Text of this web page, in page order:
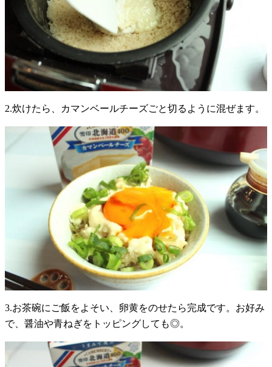
2.炊けたら、カマンベールチーズごと切るように混ぜます。
3.お茶碗にご飯をよそい、卵黄をのせたら完成です。お好み
で、醤油や青ねぎをトッピングしても◎。